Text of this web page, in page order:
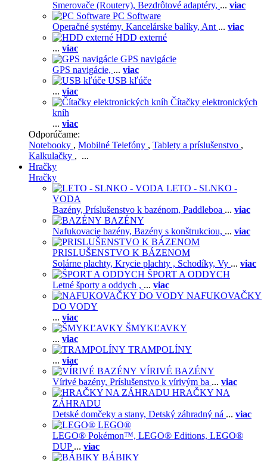
Smerovače (Routery), Bezdrôtové adaptéry, ... viac
PC Software
Operačné systémy, Kancelárske balíky, Ant ... viac
HDD externé
... viac
GPS navigácie
GPS navigácie, ... viac
USB kľúče
... viac
Čítačky elektronických
kníh
... viac
Odporúčame:
Notebooky , Mobilné Telefóny , Tablety a príslušenstvo ,
Kalkulačky , ...
Hračky
Hračky
LETO - SLNKO -
VODA
Bazény, Príslušenstvo k bazénom, Paddleboa ... viac
BAZÉNY
Nafukovacie bazény, Bazény s konštrukciou, ... viac
PRISLUŠENSTVO K BÁZENOM
Solárne plachty, Krycie plachty , Schodíky, Vy ... viac
ŠPORT A ODDYCH
Letné športy a oddych , ... viac
NAFUKOVAČKY
DO VODY
... viac
ŠMYKĽAVKY
... viac
TRAMPOLÍNY
... viac
VÍRIVÉ BAZÉNY
Vírivé bazény, Príslušenstvo k vírivým ba ... viac
HRAČKY NA
ZÁHRADU
Detské domčeky a stany, Detský záhradný ná ... viac
LEGO®
LEGO® Pokémon™, LEGO® Editions, LEGO®
DUP ... viac
BÁBIKY